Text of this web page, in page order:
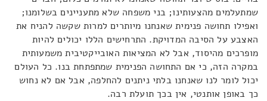
שמתעלמים מהצעותינו; בני משפחה שלא מתעניינים בשלומנו;
ואפילו תחושה פנימית שאנחנו מיותרים למרות שקשה להניח את
האצבע על הסיבה המדויקת. התרחישים הללו יכולים להיות
מופרכים מהיסוד, אבל לא המציאות האובייקטיבית משמעותית
במקרה הזה, כי אם התחושה הפנימית שמתפתחת בנו. כל העולם
יכול לומר לנו שאנחנו בלתי ניתנים להחלפה, אבל אם לא נחוש
כך באופן אותנטי, אין בכך תועלת רבה.